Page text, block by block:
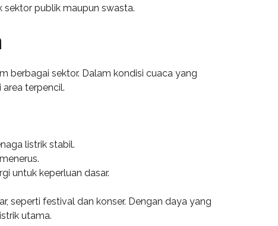
sektor publik maupun swasta.
berbagai sektor. Dalam kondisi cuaca yang
terpencil.
listrik stabil.
untuk keperluan dasar.
seperti festival dan konser. Dengan daya yang
utama.